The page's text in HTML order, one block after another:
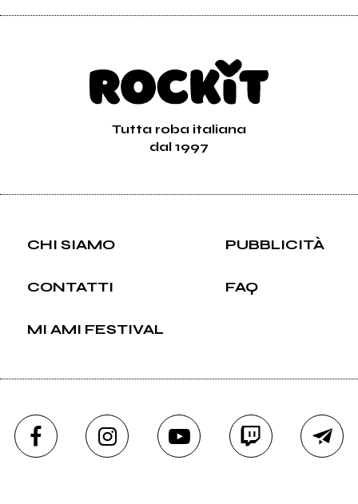
Tutta roba italiana
dal 1997
CHI SIAMO PUBBLICITÀ
CONTATTI FAQ
MI AMI FESTIVAL